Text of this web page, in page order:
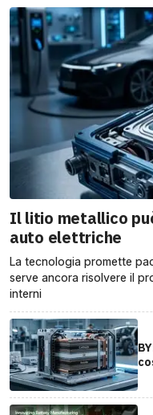
Il litio metallico
auto elettriche
La tecnologia promette
serve ancora risolvere il
interni